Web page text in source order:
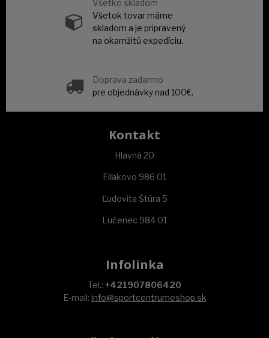
Všetko skladom
Všetok tovar máme
skladom a je pripravený
na okamžitú expedíciu.
Doprava zadarmo
pre objednávky nad 100€.
Kontakt
Hlavná 20
Fiľakovo 986 01
Ľudovita Štúra 5
Lučenec 984 01
Infolinka
Tel.: +421907806420
E-mail: info@sportcentrumeshop.sk